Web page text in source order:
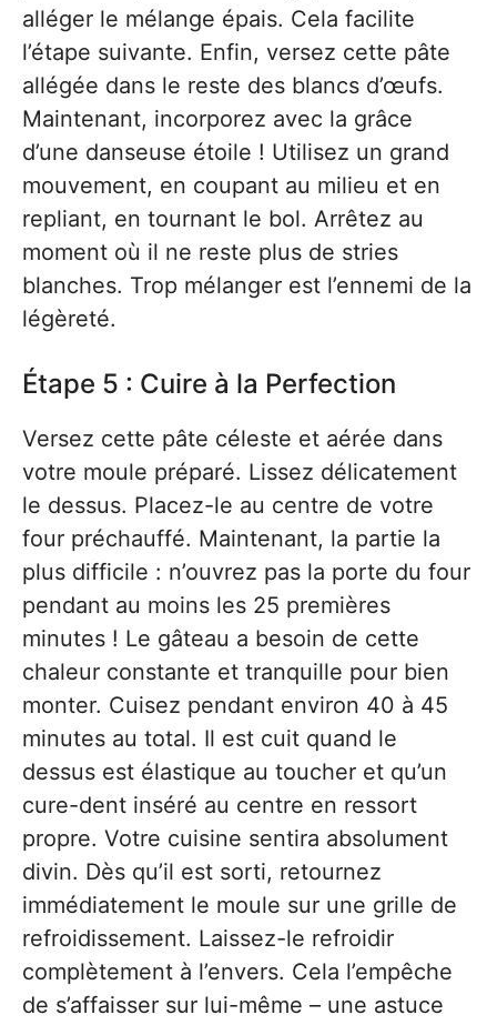
alléger le mélange épais. Cela facilite
l’étape suivante. Enfin, versez cette pâte
allégée dans le reste des blancs d’œufs.
Maintenant, incorporez avec la grâce
d’une danseuse étoile ! Utilisez un grand
mouvement, en coupant au milieu et en
repliant, en tournant le bol. Arrêtez au
moment où il ne reste plus de stries
blanches. Trop mélanger est l’ennemi de la
légèreté.
Étape 5 : Cuire à la Perfection
Versez cette pâte céleste et aérée dans
votre moule préparé. Lissez délicatement
le dessus. Placez-le au centre de votre
four préchauffé. Maintenant, la partie la
plus difficile : n’ouvrez pas la porte du four
pendant au moins les 25 premières
minutes ! Le gâteau a besoin de cette
chaleur constante et tranquille pour bien
monter. Cuisez pendant environ 40 à 45
minutes au total. Il est cuit quand le
dessus est élastique au toucher et qu’un
cure-dent inséré au centre en ressort
propre. Votre cuisine sentira absolument
divin. Dès qu’il est sorti, retournez
immédiatement le moule sur une grille de
refroidissement. Laissez-le refroidir
complètement à l’envers. Cela l’empêche
de s’affaisser sur lui-même – une astuce